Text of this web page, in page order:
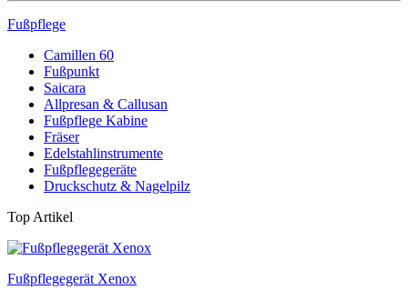
Fußpflege
Camillen 60
Fußpunkt
Saicara
Allpresan & Callusan
Fußpflege Kabine
Fräser
Edelstahlinstrumente
Fußpflegegeräte
Druckschutz & Nagelpilz
Top Artikel
Fußpflegegerät Xenox